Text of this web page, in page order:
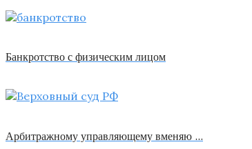
Банкротство с физическим лицом
Арбитражному управляющему вменяю …